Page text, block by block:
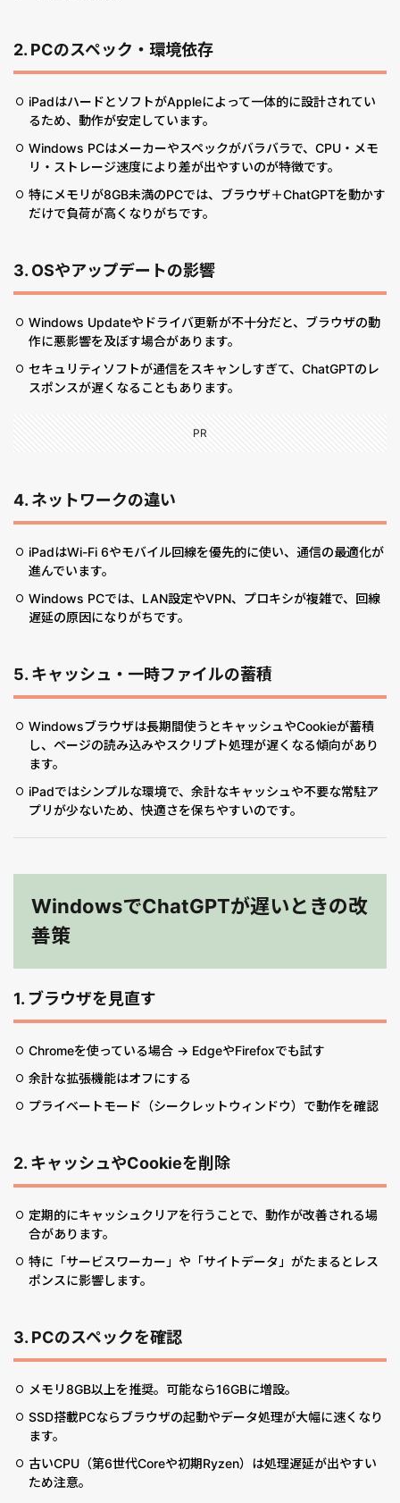
2. PCのスペック・環境依存
iPadはハードとソフトがAppleによって一体的に設計されてい
るため、動作が安定しています。
Windows PCはメーカーやスペックがバラバラで、CPU・メモ
リ・ストレージ速度により差が出やすいのが特徴です。
特にメモリが8GB未満のPCでは、ブラウザ＋ChatGPTを動かす
だけで負荷が高くなりがちです。
3. OSやアップデートの影響
Windows Updateやドライバ更新が不十分だと、ブラウザの動
作に悪影響を及ぼす場合があります。
セキュリティソフトが通信をスキャンしすぎて、ChatGPTのレ
スポンスが遅くなることもあります。
PR
4. ネットワークの違い
iPadはWi-Fi 6やモバイル回線を優先的に使い、通信の最適化が
進んでいます。
Windows PCでは、LAN設定やVPN、プロキシが複雑で、回線
遅延の原因になりがちです。
5. キャッシュ・一時ファイルの蓄積
Windowsブラウザは長期間使うとキャッシュやCookieが蓄積
し、ページの読み込みやスクリプト処理が遅くなる傾向があり
ます。
iPadではシンプルな環境で、余計なキャッシュや不要な常駐ア
プリが少ないため、快適さを保ちやすいのです。
WindowsでChatGPTが遅いときの改
善策
1. ブラウザを見直す
Chromeを使っている場合 → EdgeやFirefoxでも試す
余計な拡張機能はオフにする
プライベートモード（シークレットウィンドウ）で動作を確認
2. キャッシュやCookieを削除
定期的にキャッシュクリアを行うことで、動作が改善される場
合があります。
特に「サービスワーカー」や「サイトデータ」がたまるとレス
ポンスに影響します。
3. PCのスペックを確認
メモリ8GB以上を推奨。可能なら16GBに増設。
SSD搭載PCならブラウザの起動やデータ処理が大幅に速くなり
ます。
古いCPU（第6世代Coreや初期Ryzen）は処理遅延が出やすい
ため注意。